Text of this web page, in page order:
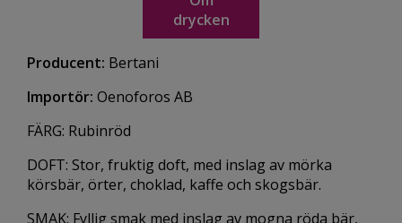
drycken
Producent: Bertani
Importör: Oenoforos AB
FÄRG: Rubinröd
DOFT: Stor, fruktig doft, med inslag av mörka
körsbär, örter, choklad, kaffe och skogsbär.
SMAK: Fyllig smak med inslag av mogna röda bär,